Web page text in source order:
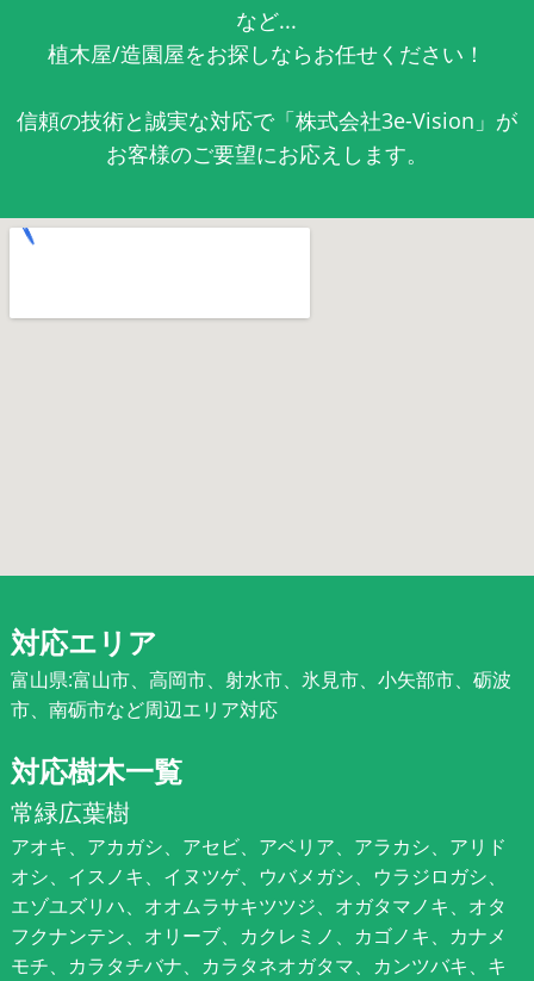
など...
植木屋/造園屋をお探しならお任せください！
信頼の技術と誠実な対応で「株式会社3e-Vision」が
お客様のご要望にお応えします。
対応エリア
富山県:富山市、高岡市、射水市、氷見市、小矢部市、砺波
市、南砺市など周辺エリア対応
対応樹木一覧
常緑広葉樹
アオキ、アカガシ、アセビ、アベリア、アラカシ、アリド
オシ、イスノキ、イヌツゲ、ウバメガシ、ウラジロガシ、
エゾユズリハ、オオムラサキツツジ、オガタマノキ、オタ
フクナンテン、オリーブ、カクレミノ、カゴノキ、カナメ
モチ、カラタチバナ、カラタネオガタマ、カンツバキ、キ